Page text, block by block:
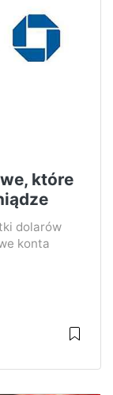
które
dolarów
konta